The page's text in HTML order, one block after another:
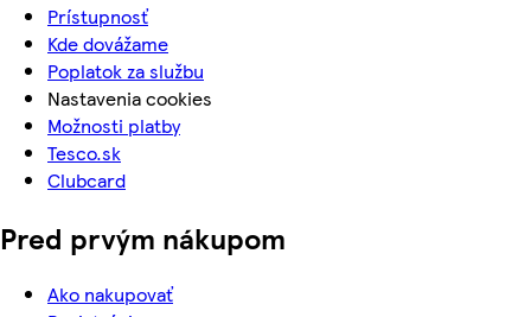
Prístupnosť
Kde dovážame
Poplatok za službu
Nastavenia cookies
Možnosti platby
Tesco.sk
Clubcard
Pred prvým nákupom
Ako nakupovať